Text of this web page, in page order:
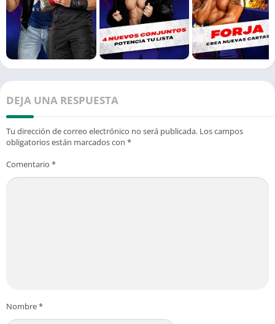
DEJA UNA RESPUESTA
Tu dirección de correo electrónico no será publicada. Los campos
obligatorios están marcados con *
Comentario *
Nombre*